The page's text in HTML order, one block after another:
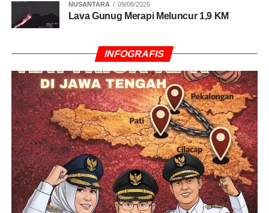
NUSANTARA 09/08/2026
Lava Gunug Merapi Meluncur 1,9 KM
INFOGRAFIS